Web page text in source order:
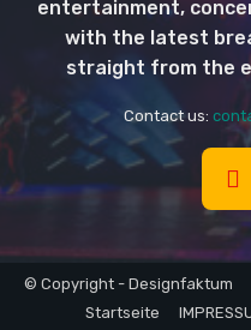
entertainment,
with the latest
straight from the
Contact us:
© Copyright - Designfaktum
Startseite